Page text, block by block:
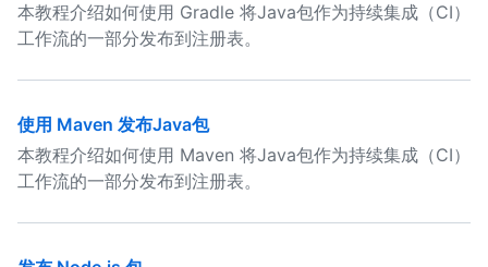
本教程介绍如何使用 Gradle 将Java包作为持续集成（CI）
工作流的一部分发布到注册表。
使用 Maven 发布Java包
本教程介绍如何使用 Maven 将Java包作为持续集成（CI）
工作流的一部分发布到注册表。